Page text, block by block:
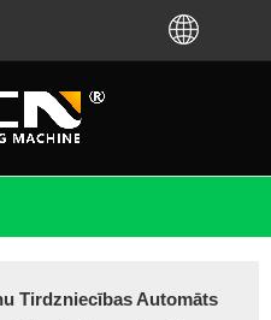
Tirdzniecības Automāts
norādījumiem un